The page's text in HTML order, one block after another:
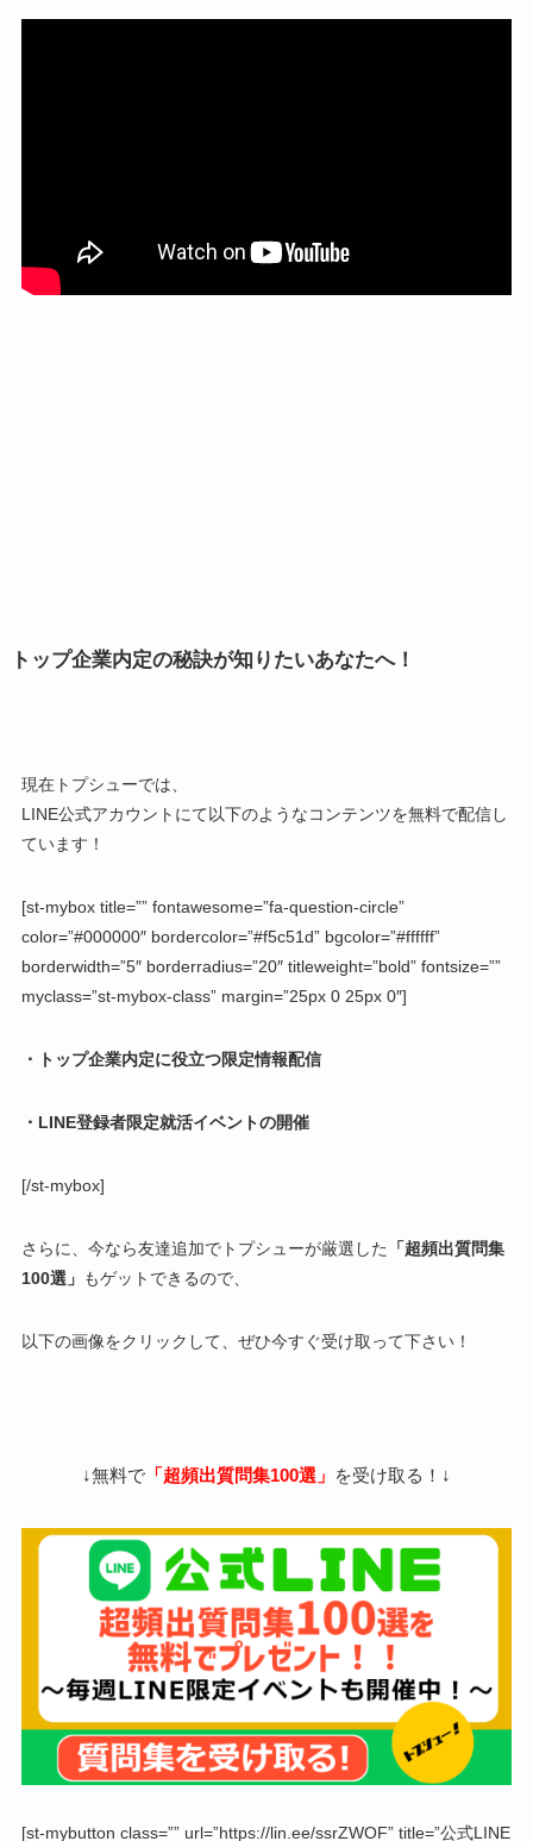
トップ企業内定の秘訣が知りたいあなたへ！
現在トプシューでは、
LINE公式アカウントにて以下のようなコンテンツを無料で配信し
ています！
[st-mybox title=”” fontawesome=”fa-question-circle”
color=”#000000″ bordercolor=”#f5c51d” bgcolor=”#ffffff”
borderwidth=”5″ borderradius=”20″ titleweight=”bold” fontsize=””
myclass=”st-mybox-class” margin=”25px 0 25px 0″]
・トップ企業内定に役立つ限定情報配信
・LINE登録者限定就活イベントの開催
[/st-mybox]
さらに、今なら友達追加でトプシューが厳選した
「超頻出質問集
100選」 もゲットできるので、
以下の画像をクリックして、ぜひ今すぐ受け取って下さい！
↓無料で 「超頻出質問集100選」 を受け取る！↓
[st-mybutton class=”” url=”https://lin.ee/ssrZWOF” title=”公式LINE